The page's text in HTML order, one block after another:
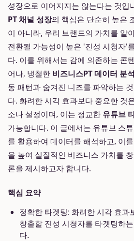
성장으로 이어지지는 않는다는 것입
PT 채널 성장의 핵심은 단순히 높은
이 아니라, 우리 브랜드의 가치를 알
전환될 가능성이 높은 '진성 시청자'
다. 이를 위해서는 감에 의존하는 콘
어나, 냉철한 비즈니스PT 데이터 분석
동 패턴과 숨겨진 니즈를 파악하는
다. 화려한 시각 효과보다 중요한 것
소나 설정이며, 이는 정교한 유튜브
가능합니다. 이 글에서는 유튜브 스
를 활용하여 데이터를 해석하고, 이
을 높여 실질적인 비즈니스 가치를
론을 제시하고자 합니다.
핵심 요약
정확한 타겟팅: 화려한 시각 효과
창출할 진성 시청자를 타겟팅하
다.